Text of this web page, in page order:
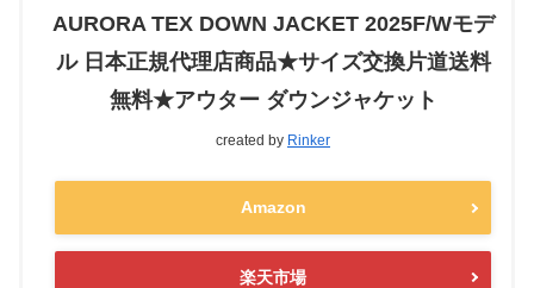
AURORA TEX DOWN JACKET 2025F/Wモデ
ル 日本正規代理店商品★サイズ交換片道送料
無料★アウター ダウンジャケット
created by Rinker
Amazon
楽天市場